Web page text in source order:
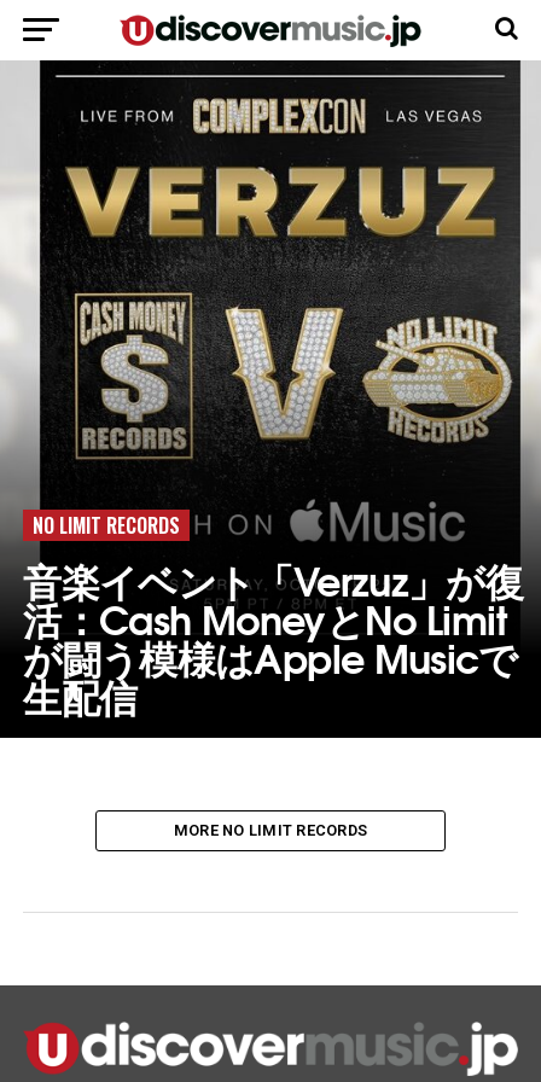
NO LIMIT RECORDS
音楽イベント「Verzuz」が復
活：Cash MoneyとNo Limit
が闘う模様はApple Musicで
生配信
MORE NO LIMIT RECORDS